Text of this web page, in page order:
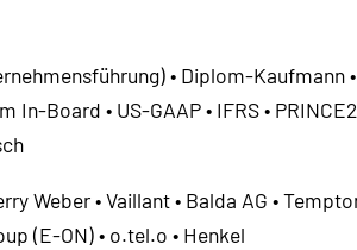
• Diplom-Kaufmann
In-Board • US-GAAP • IFRS •
Weber • Vaillant • Balda AG •
(E-ON) • o.tel.o • Henkel